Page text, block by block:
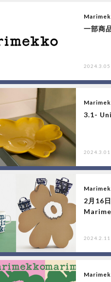
一部商
2024.3.05
3.1-
2月16
2024.2.11